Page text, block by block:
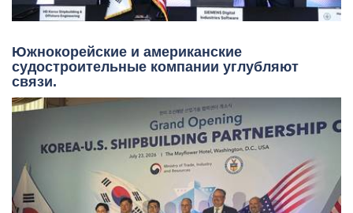
Южнокорейские и американские
судостроительные компании углубляют
связи.